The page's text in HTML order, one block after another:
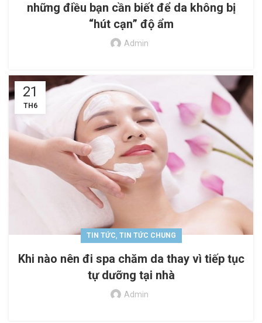
những điều bạn cần biết để da không bị
“hút cạn” độ ẩm
Admin
21
TH6
TIN TỨC, TIN TỨC CHUNG
Khi nào nên đi spa chăm da thay vì tiếp tục
tự dưỡng tại nhà
Admin